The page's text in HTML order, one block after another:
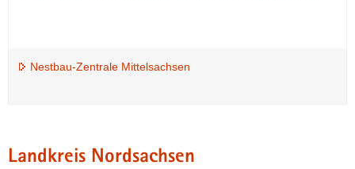
Nestbau-Zentrale Mittelsachsen
Landkreis Nordsachsen